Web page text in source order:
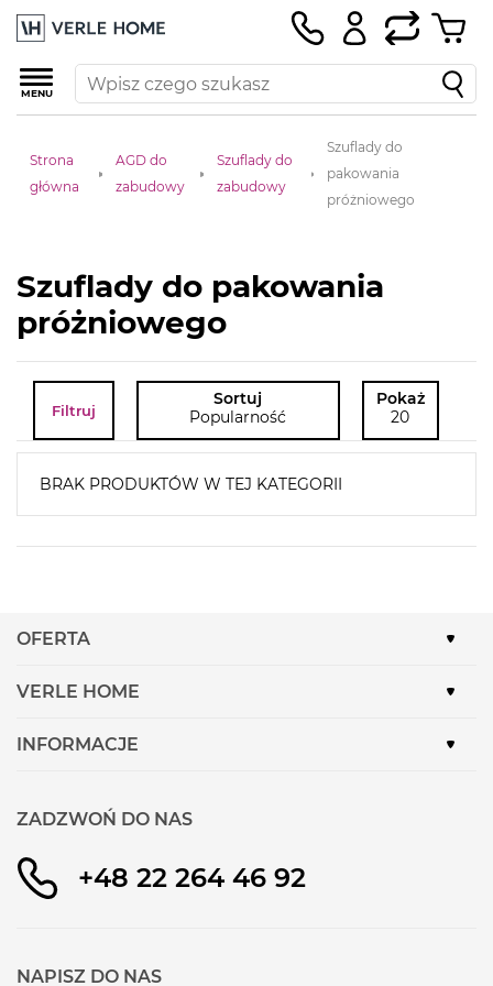
MENU
Strona
główna
AGD do
zabudowy
Szuflady do
zabudowy
Szuflady do
pakowania
próżniowego
Szuflady do pakowania
próżniowego
Filtruj
Sortuj
Popularność
Pokaż
20
BRAK PRODUKTÓW W TEJ KATEGORII
OFERTA
VERLE HOME
INFORMACJE
ZADZWOŃ DO NAS
+48 22 264 46 92
NAPISZ DO NAS